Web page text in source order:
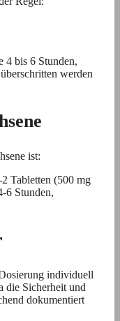
4 bis 6 Stunden,
werden
ist:
Tabletten (500 mg
6 Stunden,
individuell
die Sicherheit und
dokumentiert